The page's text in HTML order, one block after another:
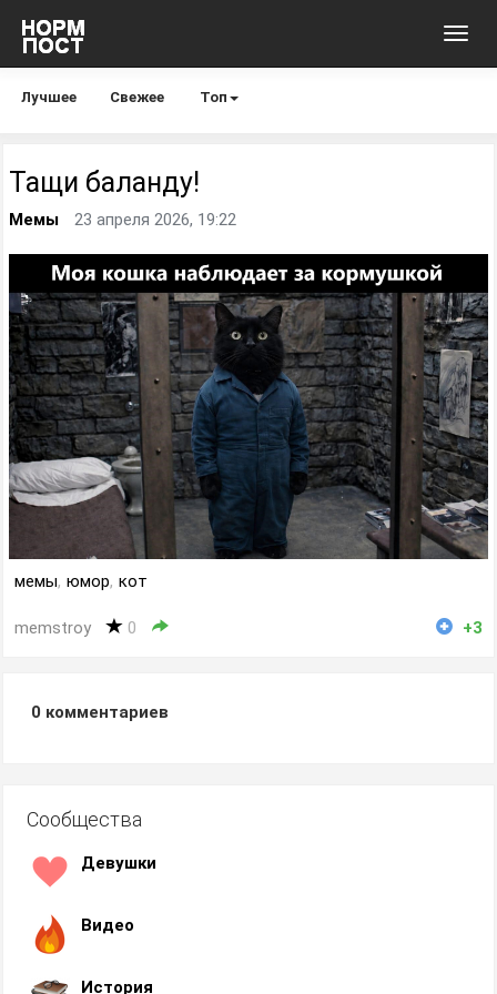
Лучшее Свежее Топ
Тащи баланду!
Мемы 23 апреля 2026, 19:22
мемы, юмор, кот
memstroy 0 +3
0 комментариев
Сообщества
Девушки
Видео
История